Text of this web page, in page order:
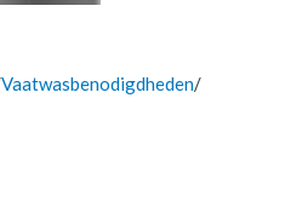
Vaatwasbenodigdheden